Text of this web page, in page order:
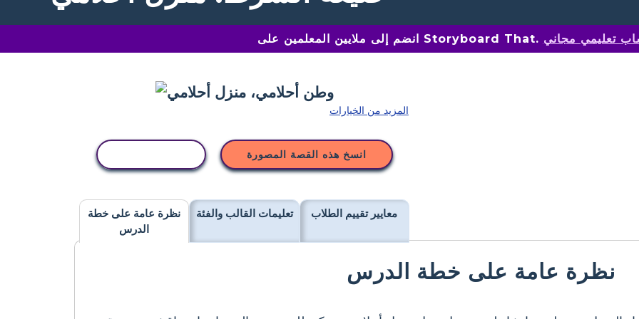
انضم إلى ملايين المعلمين على Storyboard That. تعليمي مجاني
المزيد من الخيارات
انسخ هذه القصة المصورة
نظرة عامة على خطة
الدرس
تعليمات القالب والفئة معايير تقييم الطلاب
نظرة عامة على خطة الدرس